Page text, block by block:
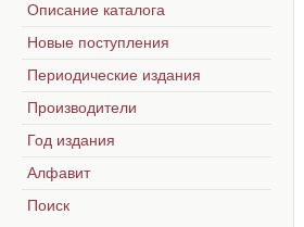
Описание каталога
Новые поступления
Периодические издания
Производители
Год издания
Алфавит
Поиск